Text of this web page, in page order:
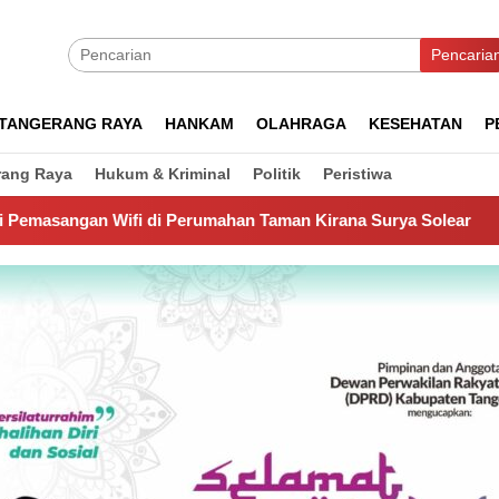
RAYA HANKAM OLAHRAGA KESEHATAN
Raya Hukum & Kriminal Politik Peristiwa
Taman Kirana Surya Solear Spanyol Juara